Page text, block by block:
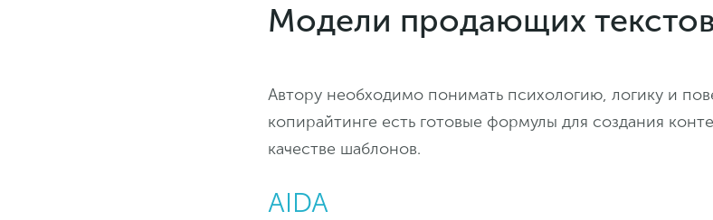
Модели продающих текстов
Автору необходимо понимать психологию, логику и
копирайтинге есть готовые формулы для создания
качестве шаблонов.
AIDA